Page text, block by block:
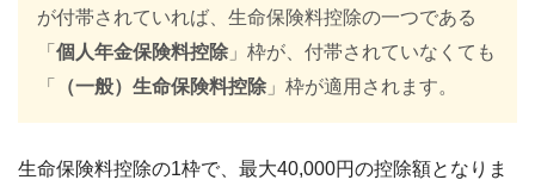
が付帯されていれば、生命保険料控除の一つである
「 個人年金保険料控除 」枠が、付帯されていなくても
「
（一般）生命保険料控除 」枠が適用されます。
生命保険料控除の1枠で、最大40,000円の控除額となりま